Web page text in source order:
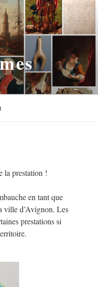
la prestation !
en tant que
ville d’Avignon. Les
prestations si